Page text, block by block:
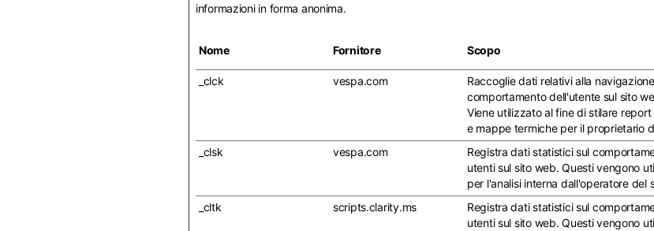
informazioni in forma anonima.
Nome Fornitore Scopo
_clck vespa.com
Raccoglie dati relativi alla
comportamento dell'utente sul sito
Viene utilizzato al fine di stilare
e mappe termiche per il proprietario
_clsk vespa.com
Registra dati statistici sul
utenti sul sito web. Questi vengono
per l'analisi interna dall'operatore del
_cltk scripts.clarity.ms
Registra dati statistici sul
utenti sul sito web. Questi vengono